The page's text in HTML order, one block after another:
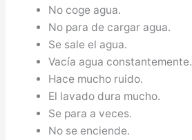
No coge agua.
No para de cargar agua.
Se sale el agua.
Vacía agua constantemente.
Hace mucho ruido.
El lavado dura mucho.
Se para a veces.
No se enciende.